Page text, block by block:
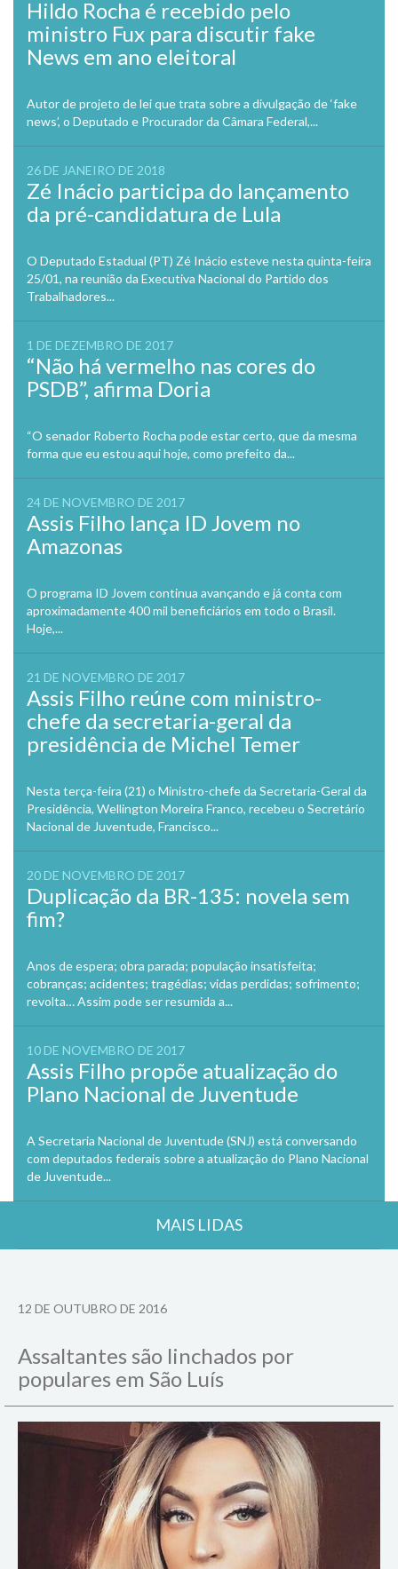
Hildo Rocha é recebido pelo
ministro Fux para discutir fake
News em ano eleitoral
Autor de projeto de lei que trata sobre a divulgação de ‘fake
news’, o Deputado e Procurador da Câmara Federal,...
26 DE JANEIRO DE 2018
Zé Inácio participa do lançamento
da pré-candidatura de Lula
O Deputado Estadual (PT) Zé Inácio esteve nesta quinta-feira
25/01, na reunião da Executiva Nacional do Partido dos
Trabalhadores...
1 DE DEZEMBRO DE 2017
“Não há vermelho nas cores do
PSDB”, afirma Doria
“O senador Roberto Rocha pode estar certo, que da mesma
forma que eu estou aqui hoje, como prefeito da...
24 DE NOVEMBRO DE 2017
Assis Filho lança ID Jovem no
Amazonas
O programa ID Jovem continua avançando e já conta com
aproximadamente 400 mil beneficiários em todo o Brasil.
Hoje,...
21 DE NOVEMBRO DE 2017
Assis Filho reúne com ministro-
chefe da secretaria-geral da
presidência de Michel Temer
Nesta terça-feira (21) o Ministro-chefe da Secretaria-Geral da
Presidência, Wellington Moreira Franco, recebeu o Secretário
Nacional de Juventude, Francisco...
20 DE NOVEMBRO DE 2017
Duplicação da BR-135: novela sem
fim?
Anos de espera; obra parada; população insatisfeita;
cobranças; acidentes; tragédias; vidas perdidas; sofrimento;
revolta… Assim pode ser resumida a...
10 DE NOVEMBRO DE 2017
Assis Filho propõe atualização do
Plano Nacional de Juventude
A Secretaria Nacional de Juventude (SNJ) está conversando
com deputados federais sobre a atualização do Plano Nacional
de Juventude...
MAIS LIDAS
12 DE OUTUBRO DE 2016
Assaltantes são linchados por
populares em São Luís